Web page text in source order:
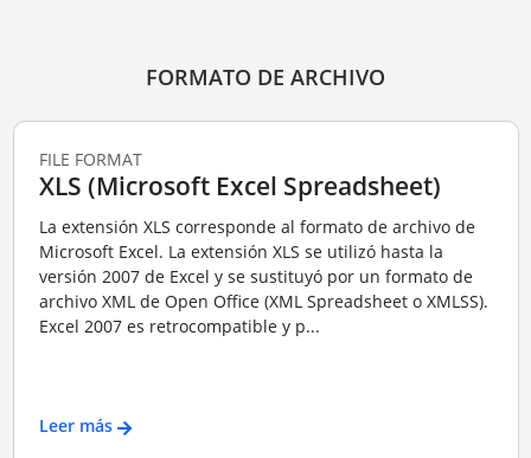
FORMATO DE ARCHIVO
FILE FORMAT
XLS (Microsoft Excel Spreadsheet)
La extensión XLS corresponde al formato de archivo de
Microsoft Excel. La extensión XLS se utilizó hasta la
versión 2007 de Excel y se sustituyó por un formato de
archivo XML de Open Office (XML Spreadsheet o XMLSS).
Excel 2007 es retrocompatible y p...
Leer más